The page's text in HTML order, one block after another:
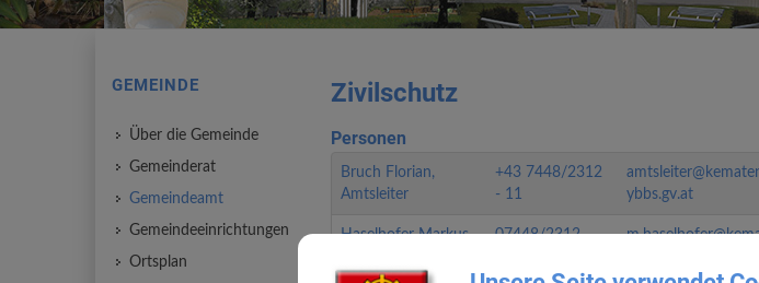
Zivilschutz
Personen
Bruch Florian,
Amtsleiter
+43 7448/2312
- 11
ybbs.gv.at
Haselhofer Markus,
07448/2312
GEMEINDE
Über die Gemeinde
Gemeinderat
Gemeindeamt
Gemeindeeinrichtungen
Ortsplan